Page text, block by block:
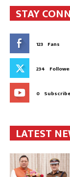
STAY
123 Fans
234
0
LATEST